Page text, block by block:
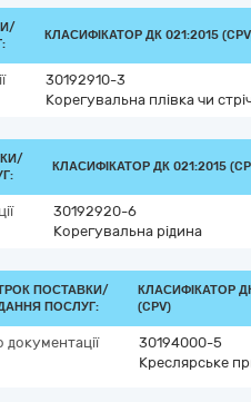
КЛАСИФІКАТОР ДК 021:2015
30192910-3
Корегувальна плівка чи
КЛАСИФІКАТОР ДК 021:2015
30192920-6
Корегувальна рідина
ПОСТАВКИ/
ПОСЛУГ:
КЛАСИФІКАТОР
(CPV)
документації
30194000-5
Креслярське